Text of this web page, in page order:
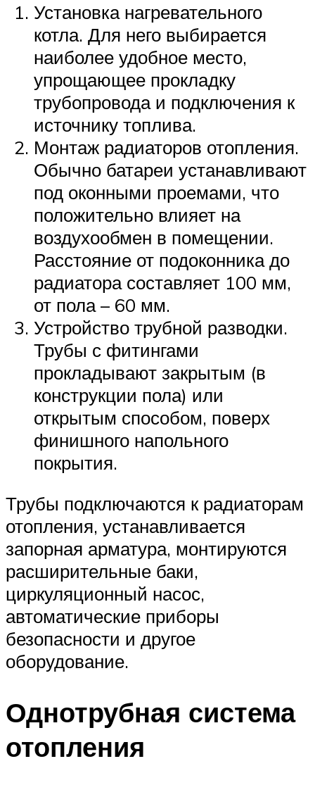
Установка нагревательного
котла. Для него выбирается
наиболее удобное место,
упрощающее прокладку
трубопровода и подключения к
источнику топлива.
Монтаж радиаторов отопления.
Обычно батареи устанавливают
под оконными проемами, что
положительно влияет на
воздухообмен в помещении.
Расстояние от подоконника до
радиатора составляет 100 мм,
от пола – 60 мм.
Устройство трубной разводки.
Трубы с фитингами
прокладывают закрытым (в
конструкции пола) или
открытым способом, поверх
финишного напольного
покрытия.
Трубы подключаются к радиаторам
отопления, устанавливается
запорная арматура, монтируются
расширительные баки,
циркуляционный насос,
автоматические приборы
безопасности и другое
оборудование.
Однотрубная система
отопления